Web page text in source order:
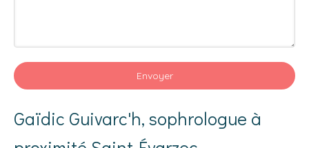
Envoyer
Gaïdic Guivarc'h, sophrologue à